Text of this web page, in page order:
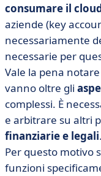
consumare il
aziende (key
necessariamente
necessarie per
Vale la pena
vanno oltre gli
complessi. È
e arbitrare su altri
finanziarie e legali.
Per questo motivo
funzioni